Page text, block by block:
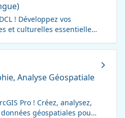
! Développez vos
et culturelles essentielles
Analyse Géospatiale
Pro ! Créez, analysez,
géospatiales pour